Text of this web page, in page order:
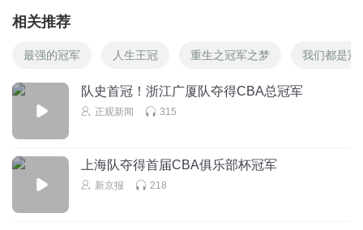
相关推荐
最强的冠军 人生王冠 重生之冠军之梦 我们都是冠
队史首冠！浙江广厦队夺得CBA总冠军
正观新闻 315
上海队夺得首届CBA俱乐部杯冠军
新京报 218